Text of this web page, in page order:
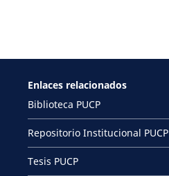
Enlaces relacionados
Biblioteca PUCP
Repositorio Institucional PUCP
Tesis PUCP